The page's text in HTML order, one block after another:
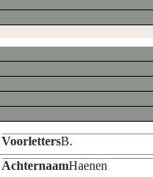
Haenen, Babs
VoorlettersB.
AchternaamHaenen